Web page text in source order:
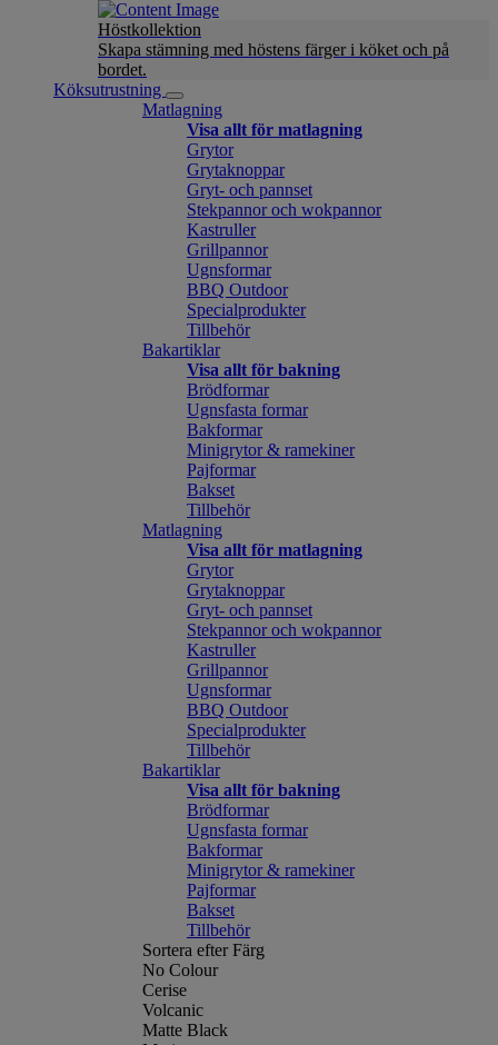
Höstkollektion
Skapa stämning med höstens färger i köket och på
bordet.
Köksutrustning
Matlagning
Visa allt för matlagning
Grytor
Grytaknoppar
Gryt- och pannset
Stekpannor och wokpannor
Kastruller
Grillpannor
Ugnsformar
BBQ Outdoor
Specialprodukter
Tillbehör
Bakartiklar
Visa allt för bakning
Brödformar
Ugnsfasta formar
Bakformar
Minigrytor & ramekiner
Pajformar
Bakset
Tillbehör
Matlagning
Visa allt för matlagning
Grytor
Grytaknoppar
Gryt- och pannset
Stekpannor och wokpannor
Kastruller
Grillpannor
Ugnsformar
BBQ Outdoor
Specialprodukter
Tillbehör
Bakartiklar
Visa allt för bakning
Brödformar
Ugnsfasta formar
Bakformar
Minigrytor & ramekiner
Pajformar
Bakset
Tillbehör
Sortera efter Färg
No Colour
Cerise
Volcanic
Matte Black